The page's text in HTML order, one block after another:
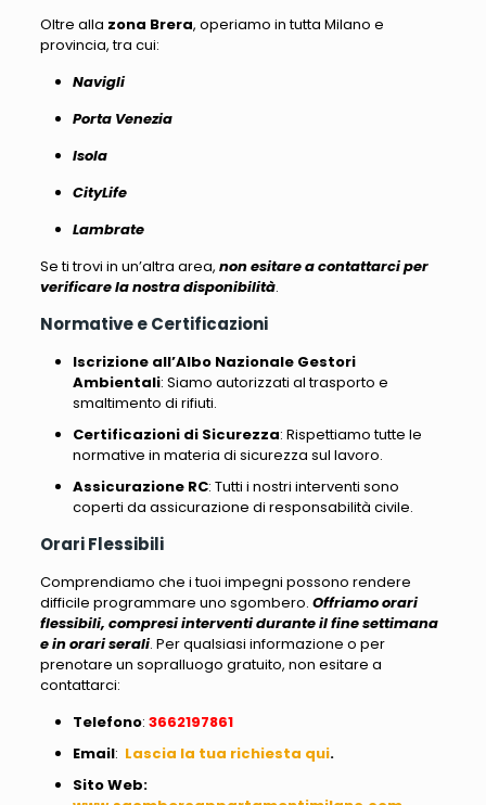
Oltre alla zona Brera, operiamo in tutta Milano e
provincia, tra cui:
Navigli
Porta Venezia
Isola
CityLife
Lambrate
Se ti trovi in un’altra area, non esitare a contattarci per
verificare la nostra disponibilità.
Normative e Certificazioni
Iscrizione all’Albo Nazionale Gestori
Ambientali: Siamo autorizzati al trasporto e
smaltimento di rifiuti.
Certificazioni di Sicurezza: Rispettiamo tutte le
normative in materia di sicurezza sul lavoro.
Assicurazione RC: Tutti i nostri interventi sono
coperti da assicurazione di responsabilità civile.
Orari Flessibili
Comprendiamo che i tuoi impegni possono rendere
difficile programmare uno sgombero. Offriamo orari
flessibili, compresi interventi durante il fine settimana
e in orari serali. Per qualsiasi informazione o per
prenotare un sopralluogo gratuito, non esitare a
contattarci:
Telefono: 3662197861
Email: Lascia la tua richiesta qui.
Sito Web: